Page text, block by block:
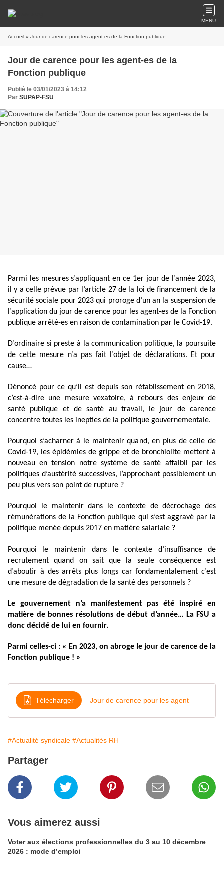
MENU
Accueil » Jour de carence pour les agent-es de la Fonction publique
Jour de carence pour les agent-es de la
Fonction publique
Publié le 03/01/2023 à 14:12
Par SUPAP-FSU
Parmi les mesures s’appliquant en ce 1er jour de l’année 2023,
il y a celle prévue par l’article 27 de la loi de financement de la
sécurité sociale pour 2023 qui proroge d’un an la suspension de
l’application du jour de carence pour les agent-es de la Fonction
publique arrêté-es en raison de contamination par le Covid-19.
D’ordinaire si preste à la communication politique, la poursuite
de cette mesure n’a pas fait l’objet de déclarations. Et pour
cause…
Dénoncé pour ce qu’il est depuis son rétablissement en 2018,
c’est-à-dire une mesure vexatoire, à rebours des enjeux de
santé publique et de santé au travail, le jour de carence
concentre toutes les inepties de la politique gouvernementale.
Pourquoi s’acharner à le maintenir quand, en plus de celle de
Covid-19, les épidémies de grippe et de bronchiolite mettent à
nouveau en tension notre système de santé affaibli par les
politiques d’austérité successives, l’approchant possiblement un
peu plus vers son point de rupture ?
Pourquoi le maintenir dans le contexte de décrochage des
rémunérations de la Fonction publique qui s’est aggravé par la
politique menée depuis 2017 en matière salariale ?
Pourquoi le maintenir dans le contexte d’insuffisance de
recrutement quand on sait que la seule conséquence est
d’aboutir à des arrêts plus longs car fondamentalement c’est
une mesure de dégradation de la santé des personnels ?
Le gouvernement n’a manifestement pas été inspiré en
matière de bonnes résolutions de début d’année… La FSU a
donc décidé de lui en fournir.
Parmi celles-ci : « En 2023, on abroge le jour de carence de la
Fonction publique ! »
Télécharger Jour de carence pour les agent
#Actualité syndicale #Actualités RH
Partager
Vous aimerez aussi
Voter aux élections professionnelles du 3 au 10 décembre
2026 : mode d’emploi